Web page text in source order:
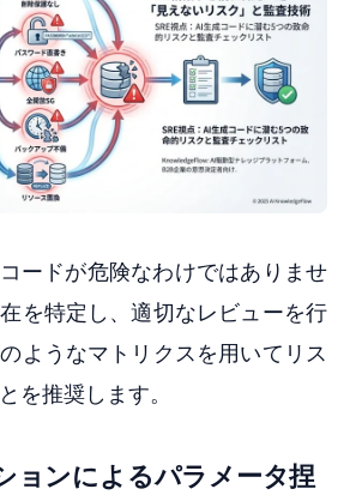
ードが危険なわけではありませ
を特定し、適切なレビューを行
ようなマトリクスを用いてリス
を推奨します。
ョンによるパラメータ捏